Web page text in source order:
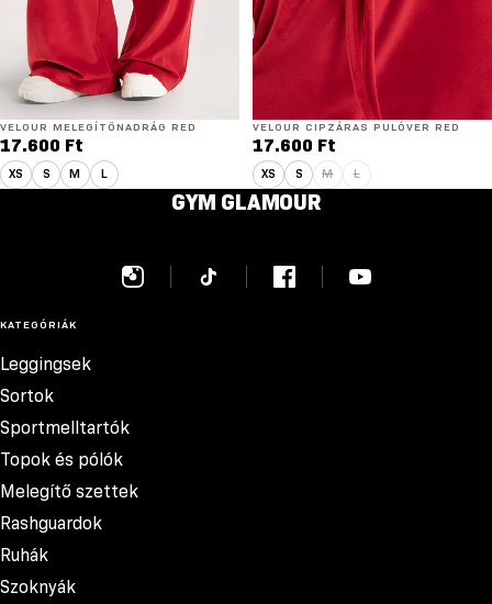
VELOUR MELEGÍTŐNADRÁG RED
17.600 Ft
XS S M L
VELOUR CIPZÁRAS PULÓVER RED
17.600 Ft
XS S M L
GYM GLAMOUR
KATEGÓRIÁK
Leggingsek
Sortok
Sportmelltartók
Topok és pólók
Melegítő szettek
Rashguardok
Ruhák
Szoknyák